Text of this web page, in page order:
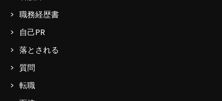
職務経歴書
自己PR
落とされる
質問
転職